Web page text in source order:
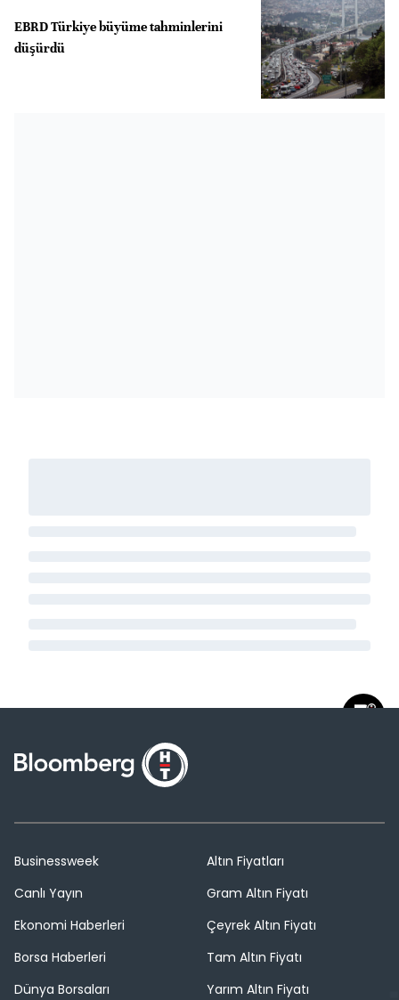
EBRD Türkiye büyüme tahminlerini
düşürdü
Businessweek
Canlı Yayın
Ekonomi Haberleri
Borsa Haberleri
Dünya Borsaları
Altın Fiyatları
Gram Altın Fiyatı
Çeyrek Altın Fiyatı
Tam Altın Fiyatı
Yarım Altın Fiyatı